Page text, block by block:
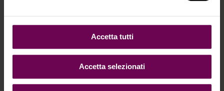
Accetta tutti
Accetta selezionati
I nostri cosmeceutici per trattare la pelle spenta e